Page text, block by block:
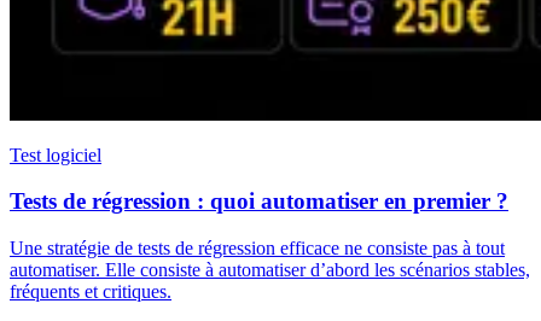
Test logiciel
Tests de régression : quoi automatiser en premier ?
Une stratégie de tests de régression efficace ne consiste pas à tout
automatiser. Elle consiste à automatiser d’abord les scénarios stables,
fréquents et critiques.